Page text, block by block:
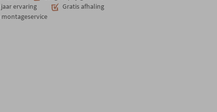
ervaring
Gratis afhaling
montageservice